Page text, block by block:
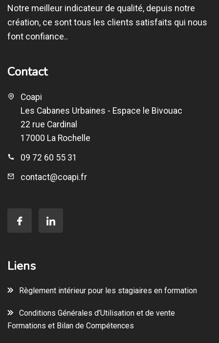
Notre meilleur indicateur de qualité, depuis notre
création, ce sont tous les clients satisfaits qui nous
font confiance..
Contact
Coapi
Les Cabanes Urbaines - Espace le Bivouac
22 rue Cardinal
17000 La Rochelle
09 72 60 55 31
contact@coapi.fr
Liens
Règlement intérieur pour les stagiaires en formation
Conditions Générales d’Utilisation et de vente
Formations et Bilan de Compétences